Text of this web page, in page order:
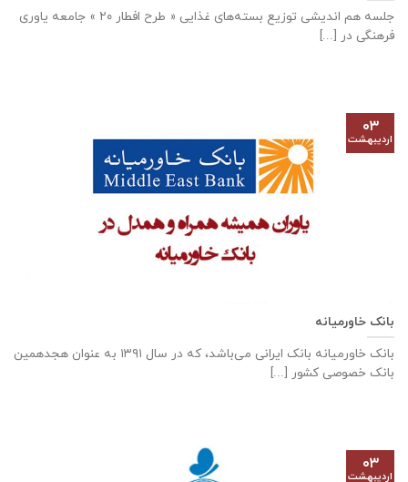
جلسه هم اندیشی توزیع بسته‌های غذایی « طرح افطار ۲۰ » جامعه یاوری
فرهنگی در [...]
بانک خاورمیانه
بانک خاورمیانه بانک ایرانی می‌باشد، که در سال ۱۳۹۱ به عنوان هجدهمین
بانک خصوصی کشور [...]
۰۳
اردیبهشت
۰۳
اردیبهشت